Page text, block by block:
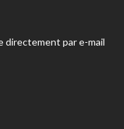
directement par e-mail